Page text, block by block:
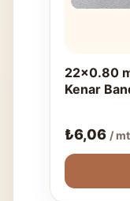
22x0.80
Kenar
₺6,06 / mt